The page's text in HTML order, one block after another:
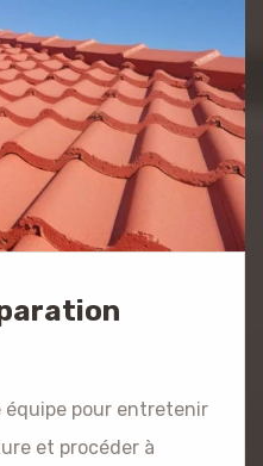
équipe pour entretenir
et procéder à